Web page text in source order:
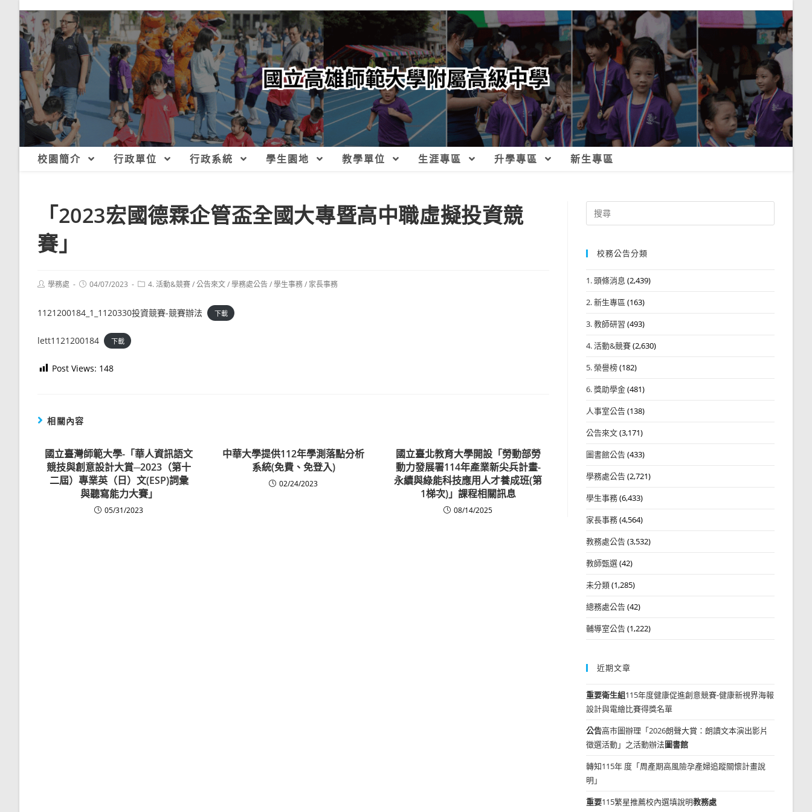
校園簡介 行政單位 行政系統 學生園地 教學單位 生涯專區 升學專區 新生專區
「2023宏國德霖企管盃全國大專暨高中職虛擬投資競
賽」
Post學務處
Post04/07/2023
Post4. 活動&競賽/公告來文/學務處公告/學生事務/ 家長事務
1121200184_1_1120330投資競賽-競賽辦法 下載
lett1121200184 下載
Post Views: 148
相關內容
國立臺灣師範大學-「華人資訊語文
競技與創意設計大賞─2023（第十
二屆）專業英（日）文(ESP)詞彙
與聽寫能力大賽」
05/31/2023
中華大學提供112年學測落點分析
系統(免費、免登入)
02/24/2023
國立臺北教育大學開設「勞動部勞
動力發展署114年產業新尖兵計畫-
永續與綠能科技應用人才養成班(第
1梯次)」課程相關訊息
08/14/2025
Search
for:
校務公告分類
1. 頭條消息 (2,439)
2. 新生專區 (163)
3. 教師研習 (493)
4. 活動&競賽(2,630)
5. 榮譽榜(182)
6. 獎助學金(481)
人事室公告(138)
公告來文(3,171)
圖書館公告(433)
學務處公告(2,721)
學生事務(6,433)
家長事務(4,564)
教務處公告(3,532)
教師甄選(42)
未分類(1,285)
總務處公告(42)
輔導室公告(1,222)
近期文章
重要衛生組115年度健康促進創意競賽-健康新視界海報
設計與電繪比賽得獎名單
公告高市圖辦理「2026朗聲大賞：朗讀文本演出影片
徵選活動」之活動辦法圖書館
轉知115年 度「周產期高風險孕產婦追蹤關懷計畫說
明」
重要115繁星推薦校內選填說明教務處